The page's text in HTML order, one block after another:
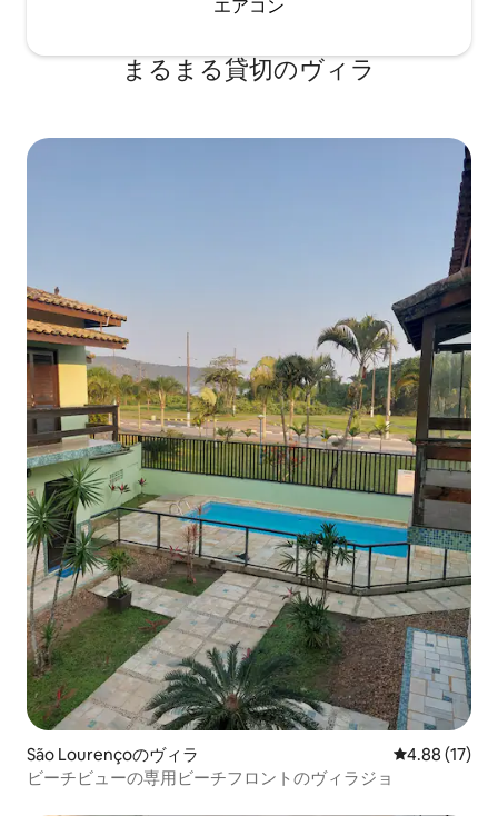
エアコン
まるまる貸切のヴィラ
São Lourençoのヴィラ レビュー17
4.88 (17)
ビーチビューの専用ビーチフロントのヴィラジョ